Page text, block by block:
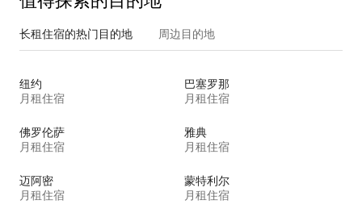
长租住宿的热门目的地 周边目的地
纽约
月租住宿
巴塞罗那
月租住宿
佛罗伦萨
月租住宿
雅典
月租住宿
迈阿密
月租住宿
蒙特利尔
月租住宿